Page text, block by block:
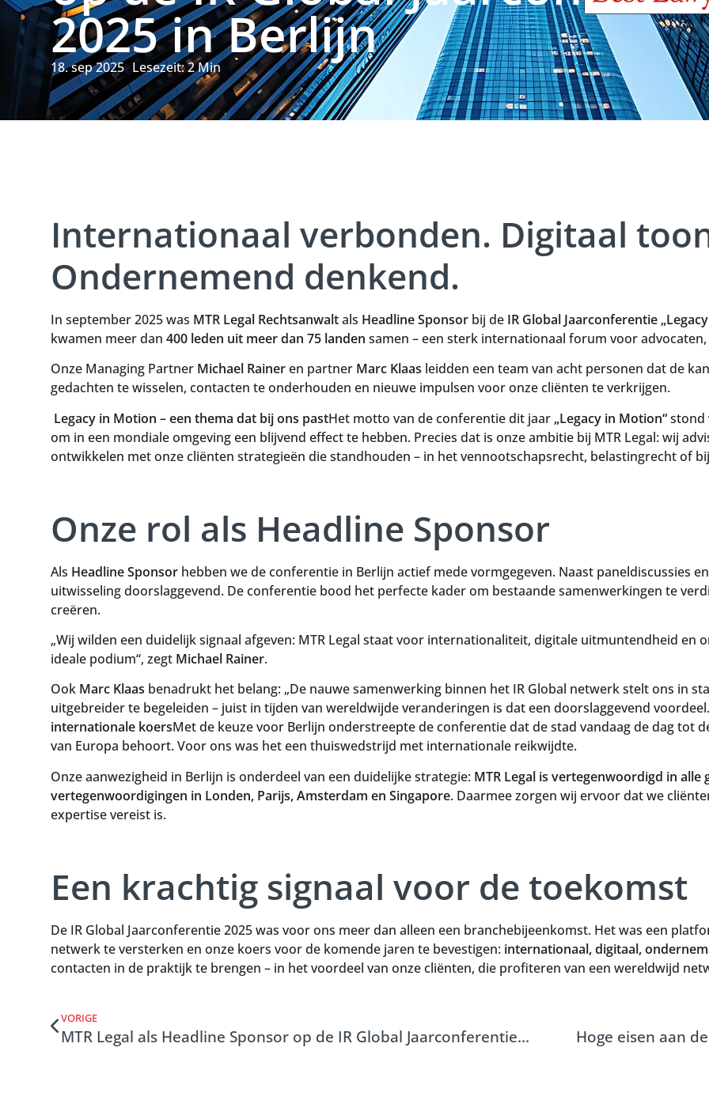
2025 in Berlijn
18. sep 2025 Lesezeit:2Min
Internationaal verbonden. Digitaal
Ondernemend denkend.
In september 2025 was MTR Legal Rechtsanwaltals Headline Sponsor bij de IR Global Jaarconferentie
kwamen meer dan 400 leden uit meer dan 75 landen samen – een sterk internationaal forum voor
Onze Managing Partner Michael Raineren partner Marc Klaas leidden een team van acht personen dat de
gedachten te wisselen, contacten te onderhouden en nieuwe impulsen voor onze cliënten te verkrijgen.
Legacy in Motion – een thema dat bij ons pastHet motto van de conferentie dit jaar „Legacy in Motion“stond
om in een mondiale omgeving een blijvend effect te hebben. Precies dat is onze ambitie bij MTR Legal: wij
ontwikkelen met onze cliënten strategieën die standhouden – in het vennootschapsrecht, belastingrecht of
Onze rol als Headline Sponsor
Als Headline Sponsor hebben we de conferentie in Berlijn actief mede vormgegeven. Naast paneldiscussies
uitwisseling doorslaggevend. De conferentie bood het perfecte kader om bestaande samenwerkingen te
creëren.
„Wij wilden een duidelijk signaal afgeven: MTR Legal staat voor internationaliteit, digitale uitmuntendheid en
ideale podium“, zegt Michael Rainer.
Ook Marc Klaas benadrukt het belang: „De nauwe samenwerking binnen het IR Global netwerk stelt ons in
uitgebreider te begeleiden – juist in tijden van wereldwijde veranderingen is dat een doorslaggevend
internationale koersMet de keuze voor Berlijn onderstreepte de conferentie dat de stad vandaag de dag tot
van Europa behoort. Voor ons was het een thuiswedstrijd met internationale reikwijdte.
Onze aanwezigheid in Berlijn is onderdeel van een duidelijke strategie: MTR Legal is vertegenwoordigd in alle
vertegenwoordigingen in Londen, Parijs, Amsterdam en Singapore. Daarmee zorgen wij ervoor dat we
expertise vereist is.
Een krachtig signaal voor de toekomst
De IR Global Jaarconferentie 2025 was voor ons meer dan alleen een branchebijeenkomst. Het was een
netwerk te versterken en onze koers voor de komende jaren te bevestigen: internationaal, digitaal,
contacten in de praktijk te brengen – in het voordeel van onze cliënten, die profiteren van een wereldwijd
VORIGE
MTR Legal als Headline Sponsor op de IR Global Jaarconferentie 2025 in Berlijn Hoge eisen aan